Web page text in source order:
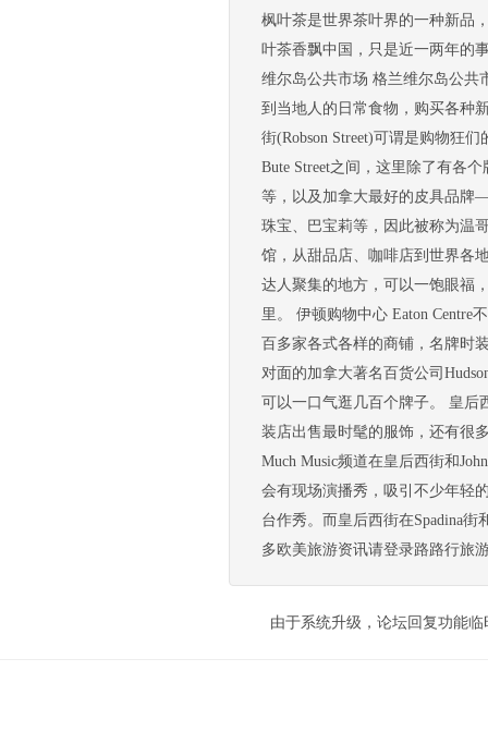
枫叶茶是世界茶叶界的一种新品
叶茶香飘中国，只是近一两年的
维尔岛公共市场 格兰维尔岛公共
到当地人的日常食物，购买各种
街(Robson Street)可谓是购物狂
Bute Street之间，这里除了有各
等，以及加拿大最好的皮具品牌
珠宝、巴宝莉等，因此被称为温
馆，从甜品店、咖啡店到世界各
达人聚集的地方，可以一饱眼福
里。 伊顿购物中心 Eaton Centre
百多家各式各样的商铺，名牌时
对面的加拿大著名百货公司
可以一口气逛几百个牌子。 皇后
装店出售最时髦的服饰，还有很
Much Music频道在皇后西街和
会有现场演播秀，吸引不少年轻
台作秀。而皇后西街在Spadina
多欧美旅游资讯请登录路路行旅
由于系统升级，论坛回复功能临